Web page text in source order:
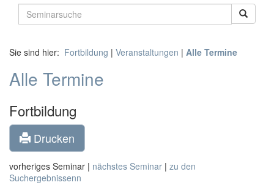
Sie sind hier: Fortbildung | Veranstaltungen | Alle Termine
Alle Termine
Fortbildung
Drucken
vorheriges Seminar | nächstes Seminar | zu den
Suchergebnissenn